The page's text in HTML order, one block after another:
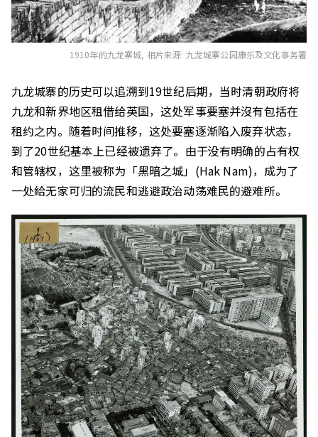
1910年的九龙寨城, 相片来源: 九龙城寨公园康乐及文化事务署
九龙城寨的历史可以追溯到19世纪后期，当时清朝政府将
九龙和新界地区租借给英国，这处军事要塞并沒有包括在
租约之内。随着时间推移，这处要塞逐渐陷入废弃状态，
到了20世纪基本上已经被遗弃了。由于没有明确的占有权
和管辖权， 这里被称为「黑暗之城」(Hak Nam)，成为了
一处給无家可归的流民和逃避政治动荡难民的避难所。